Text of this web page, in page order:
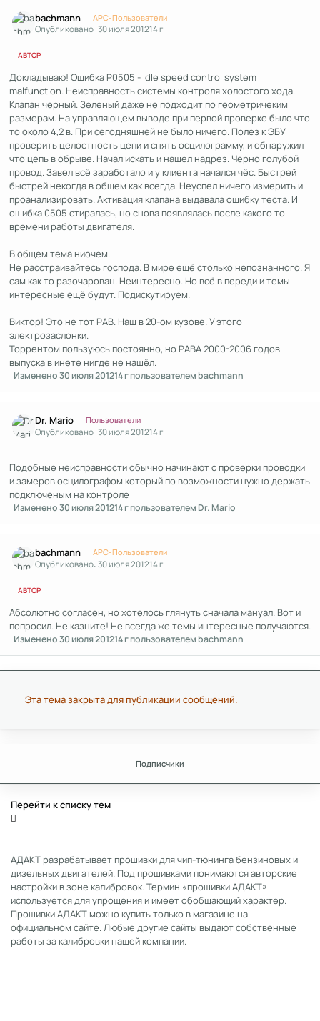
bachmann APC-Пользователи
Опубликовано:30 июля 201214 г
АВТОР
Докладываю! Ошибка Р0505 - Idle speed control system
malfunction. Неисправность системы контроля холостого хода.
Клапан черный. Зеленый даже не подходит по геометричеким
размерам. На управляющем выводе при первой проверке было что
то около 4,2 в. При сегодняшней не было ничего. Полез к ЭБУ
проверить целостность цепи и снять осцилограмму, и обнаружил
что цепь в обрыве. Начал искать и нашел надрез. Черно голубой
провод. Завел всё заработало и у клиента начался чёс. Быстрей
быстрей некогда в общем как всегда. Неуспел ничего измерить и
проанализировать. Активация клапана выдавала ошибку теста. И
ошибка 0505 стиралась, но снова появлялась после какого то
времени работы двигателя.
В общем тема ниочем.
Не расстраивайтесь господа. В мире ещё столько непознанного. Я
сам как то разочарован. Неинтересно. Но всё в переди и темы
интересные ещё будут. Подискутируем.
Виктор! Это не тот РАВ. Наш в 20-ом кузове. У этого
электрозаслонки.
Торрентом пользуюсь постоянно, но РАВА 2000-2006 годов
выпуска в инете нигде не нашёл.
Изменено30 июля 201214 гпользователем bachmann
Dr. Mario Пользователи
Опубликовано:30 июля 201214 г
Подобные неисправности обычно начинают с проверки проводки
и замеров осцилографом который по возможности нужно держать
подключеным на контроле
Изменено30 июля 201214 гпользователем Dr. Mario
bachmann APC-Пользователи
Опубликовано:30 июля 201214 г
АВТОР
Абсолютно согласен, но хотелось глянуть сначала мануал. Вот и
попросил. Не казните! Не всегда же темы интересные получаются.
Изменено30 июля 201214 гпользователем bachmann
Эта тема закрыта для публикации сообщений.
Подписчики
Перейти к списку тем
АДАКТ разрабатывает прошивки для чип-тюнинга бензиновых и
дизельных двигателей. Под прошивками понимаются авторские
настройки в зоне калибровок. Термин «прошивки АДАКТ»
используется для упрощения и имеет обобщающий характер.
Прошивки АДАКТ можно купить только в магазине на
официальном сайте. Любые другие сайты выдают собственные
работы за калибровки нашей компании.